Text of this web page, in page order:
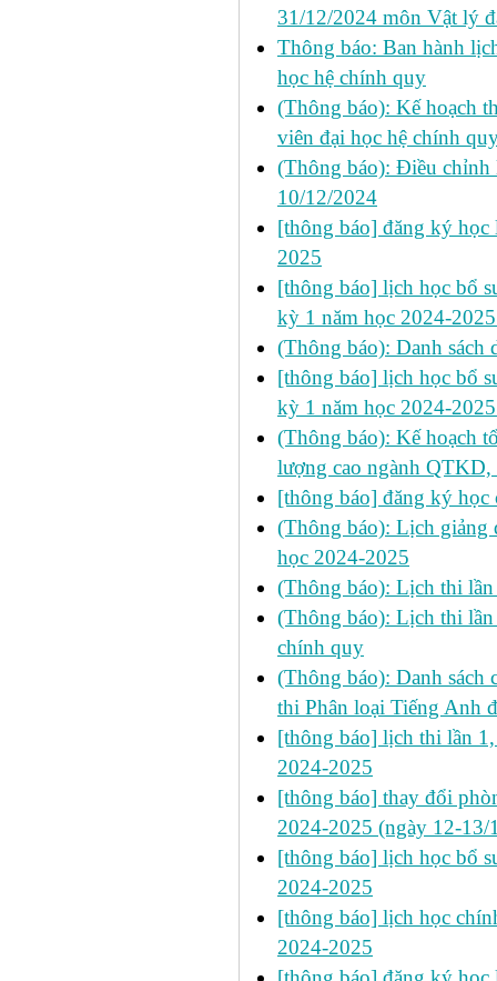
31/12/2024 môn Vật lý
Thông báo: Ban hành
học hệ chính quy
(Thông báo): Kế hoạch
viên đại học hệ chính
(Thông báo): Điều chỉnh
10/12/2024
[thông báo] đăng ký
2025
[thông báo] lịch học bổ
kỳ 1 năm học 2024-
(Thông báo): Danh sách
[thông báo] lịch học bổ
kỳ 1 năm học 2024-
(Thông báo): Kế hoạch
lượng cao ngành
[thông báo] đăng ký học
(Thông báo): Lịch giảng
học 2024-2025
(Thông báo): Lịch thi
(Thông báo): Lịch thi
chính quy
(Thông báo): Danh
thi Phân loại Tiếng Anh
[thông báo] lịch thi lần
2024-2025
[thông báo] thay đổi
2024-2025 (ngày 12-13/
[thông báo] lịch học bổ
2024-2025
[thông báo] lịch học
2024-2025